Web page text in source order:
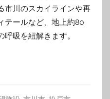
市川のスカイラインや再
テールなど、地上約80
吸を紐解きます。